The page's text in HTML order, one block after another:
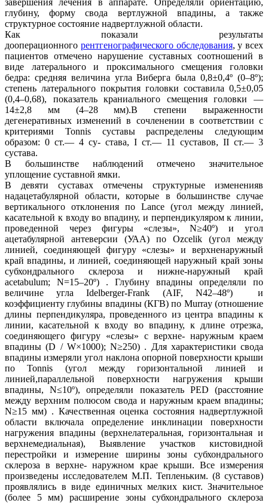
завершения лечения в аппарате. Определяли ориентацию,
глубину, форму свода вертлужной впадины, а также
структурное состояние надвертлужной области.
Как показали результаты
дооперационного рентгенографического обследования, у всех
пациентов отмечено нарушение суставных соотношений в
виде латерального и проксимального смещения головки
бедра: средняя величина угла Виберга была 0,8±0,4º (0–8º);
степень латерального покрытия головки составила 0,5±0,05
(0,4–0,68), показатель краниального смещения головки —
14±2,8 мм (4–28 мм).В степени выраженности
дегенеративных изменений в сочленении в соответствии с
критериями Tonnis суставы распределены следующим
образом: 0 ст.— 4 су- става, I ст.— 11 суставов, II ст.— 3
сустава.
В большинстве наблюдений отмечено значительное
уплощение суставной ямки.
В девяти суставах отмечены структурные измененияв
надацетабулярной области, которые в большинстве случае
вертикального отклонения по Lance (угол между линией,
касательной к входу во впадину, и перпендикуляром к линии,
проведенной через фигуры «слезы», N≥40º) и угол
ацетабулярной антеверсии (УАА) по Ozcelik (угол между
линией, соединяющей фигуру «слезы» и верхненаружный
край впадины, и линией, соединяющей наружный край зоны
субхондрального склероза и нижне-наружный край
acetabulum; N=15–20º) . Глубину впадины определяли по
величине угла Idelberger-Frank (AIF, N42–48º) и
коэффициенту глубины впадины (КГВ) по Murray (отношение
длины перпендикуляра, проведенного из центра впадины к
линии, касательной к входу во впадину, к длине отрезка,
соединяющего фигуру «слезы» с верхне- наружным краем
впадины (D / W×1000); N≥250) . Для характеристики свода
впадины измеряли угол наклона опорной поверхности крыши
по Tonnis (угол между горизонтальной линией и
линией,параллельной поверхности нагружения крыши
впадины, N≤10º), определяли показатель PED (расстояние
между верхним полюсом свода и наружным краем впадины;
N≥15 мм) . Качественная оценка состояния надвертлужной
области включала определение инклинации поверхности
нагружения впадины (верхнелатеральная, горизонтальная и
верхнемедиальная), Выявление участков кистовидной
перестройки и измерение ширины зоны субхондрального
склероза в верхне- наружном крае крыши. Все измерения
произведены исследователем М.П. Тепленьким. (8 суставов)
проявлялись в виде единичных мелких кист. Значительное
(более 5 мм) расширение зоны субхондрального склероза